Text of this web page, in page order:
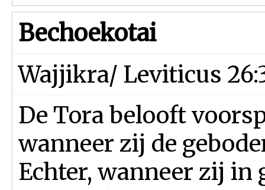
Bechoekotai
Wajjikra/ Leviticus
De Tora belooft
wanneer zij de
Echter, wanneer zij in